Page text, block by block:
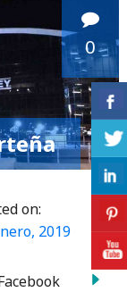
0
on:
2019